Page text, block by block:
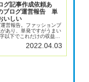
グ記事作成依頼あ
ブログ運営報告 単
いしい
営報告。ファッションブ
あり、単発ですがうまい
以下でこれだけの収益が
の収益がかなり落ちてき
2022.04.03